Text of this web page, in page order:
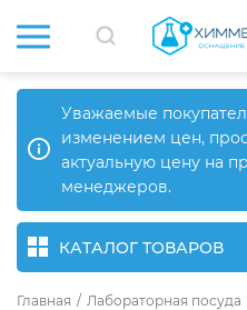
Уважаемые
изменением цен,
актуальную цену на
менеджеров.
КАТАЛОГ ТОВАРОВ
Главная / Лабораторная посуда